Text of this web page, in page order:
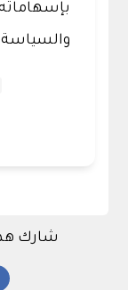
والسياسة
شارك